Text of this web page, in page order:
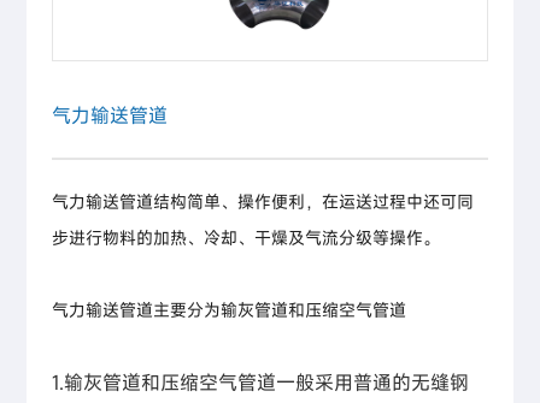
气力输送管道
气力输送管道结构简单、操作便利，在运送过程中还可同
步进行物料的加热、冷却、干燥及气流分级等操作。
气力输送管道主要分为输灰管道和压缩空气管道
1.输灰管道和压缩空气管道一般采用普通的无缝钢